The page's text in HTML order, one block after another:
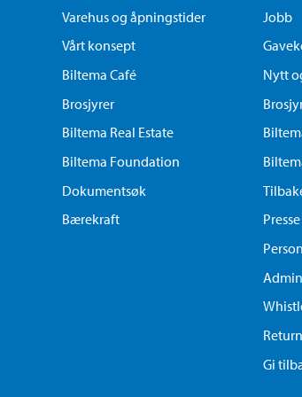
Varehus og åpningstider
Vårt konsept
Biltema Café
Brosjyrer
Biltema Real Estate
Biltema Foundation
Dokumentsøk
Bærekraft
Jobb
Nytt
Presse
Gi